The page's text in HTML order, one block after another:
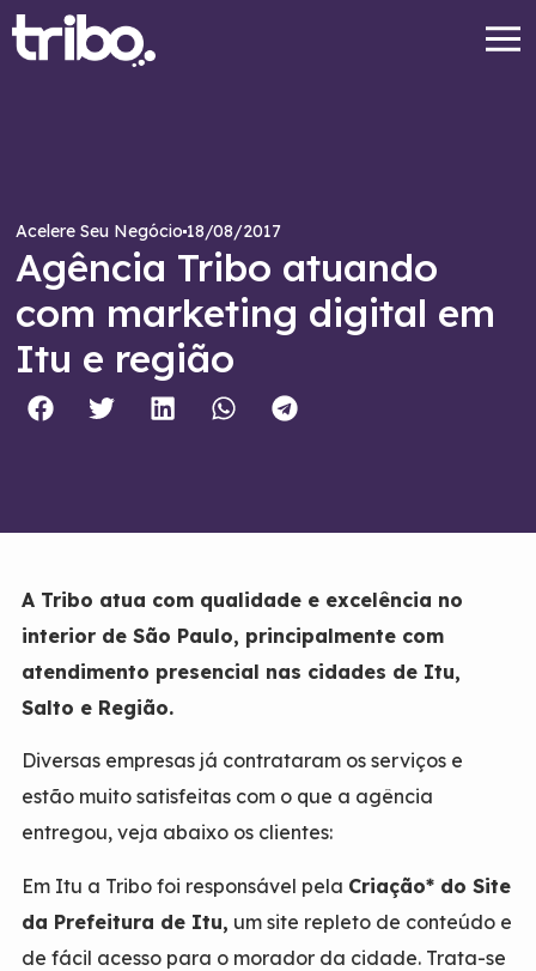
Acelere Seu Negócio18/08/2017
Agência Tribo atuando
com marketing digital em
Itu e região
A Tribo atua com qualidade e excelência no
interior de São Paulo, principalmente com
atendimento presencial nas cidades de Itu,
Salto e Região.
Diversas empresas já contrataram os serviços e
estão muito satisfeitas com o que a agência
entregou, veja abaixo os clientes:
Em Itu a Tribo foi responsável pela Criação* do Site
da Prefeitura de Itu, um site repleto de conteúdo e
de fácil acesso para o morador da cidade. Trata-se